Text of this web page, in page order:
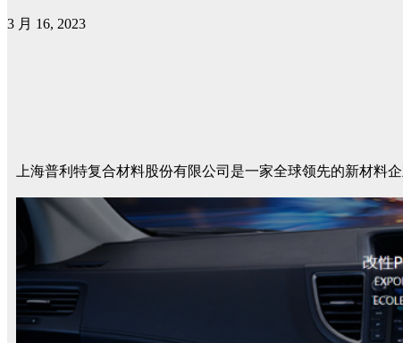
3 月 16, 2023
上海普利特复合材料股份有限公司是一家全球领先的新材料